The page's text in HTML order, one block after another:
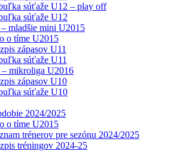
súťaže U12 – play off
súťaže U12
mladšie mini U2015
o tíme U2015
zápasov U11
súťaže U11
mikroliga U2016
zápasov U10
súťaže U10
2024/2025
o tíme U2015
trénerov pre sezónu 2024/2025
tréningov 2024-25